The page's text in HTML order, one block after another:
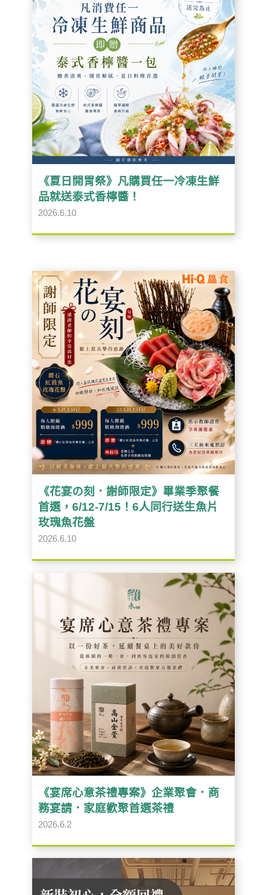
《夏日開胃祭》凡購買任一冷凍生鮮
品就送泰式香檸醬！
2026.6.10
《花宴の刻．謝師限定》畢業季聚餐
首選，6/12-7/15！6人同行送生魚片
玫瑰魚花盤
2026.6.10
《宴席心意茶禮專案》企業聚會．商
務宴請．家庭歡聚首選茶禮
2026.6.2